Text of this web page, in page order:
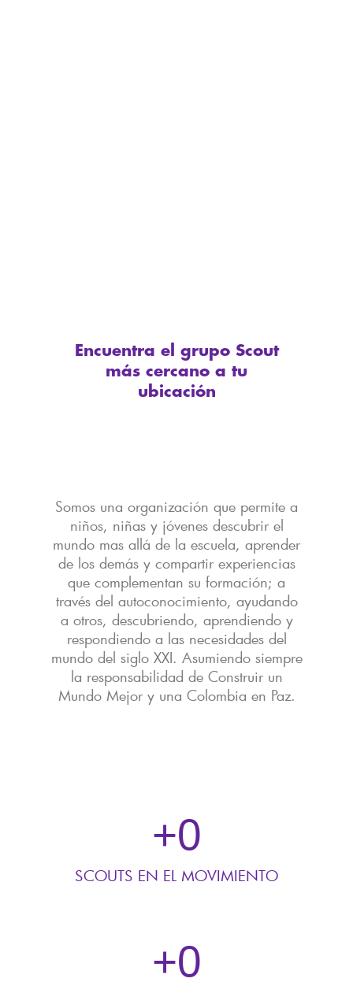
Encuentra el grupo Scout
más cercano a tu
ubicación
Somos una organización que permite a
niños, niñas y jóvenes descubrir el
mundo mas allá de la escuela, aprender
de los demás y compartir experiencias
que complementan su formación; a
través del autoconocimiento, ayudando
a otros, descubriendo, aprendiendo y
respondiendo a las necesidades del
mundo del siglo XXI. Asumiendo siempre
la responsabilidad de Construir un
Mundo Mejor y una Colombia en Paz.
SCOUTS EN EL MOVIMIENTO
+0
+0